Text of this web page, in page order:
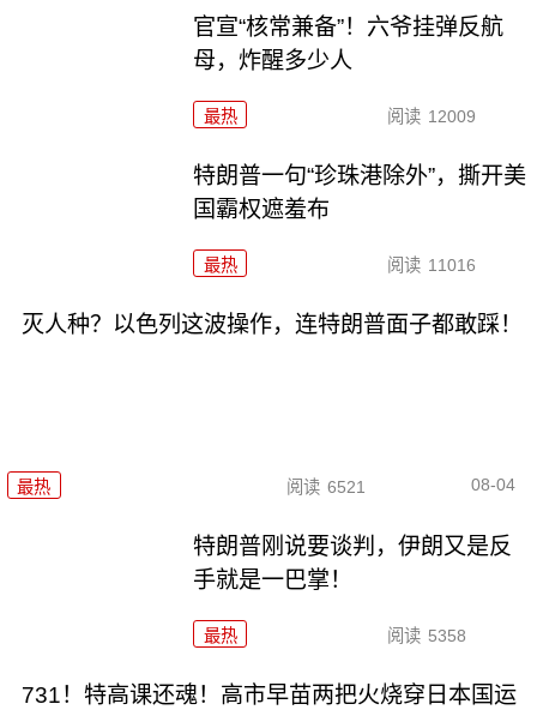
官宣“核常兼备”！六爷挂弹反航
母，炸醒多少人
最热 阅读 12009
特朗普一句“珍珠港除外”，撕开美
国霸权遮羞布
最热 阅读 11016
灭人种？以色列这波操作，连特朗普面子都敢踩！
最热 阅读 6521 08-04
特朗普刚说要谈判，伊朗又是反
手就是一巴掌！
最热 阅读 5358
731！特高课还魂！高市早苗两把火烧穿日本国运